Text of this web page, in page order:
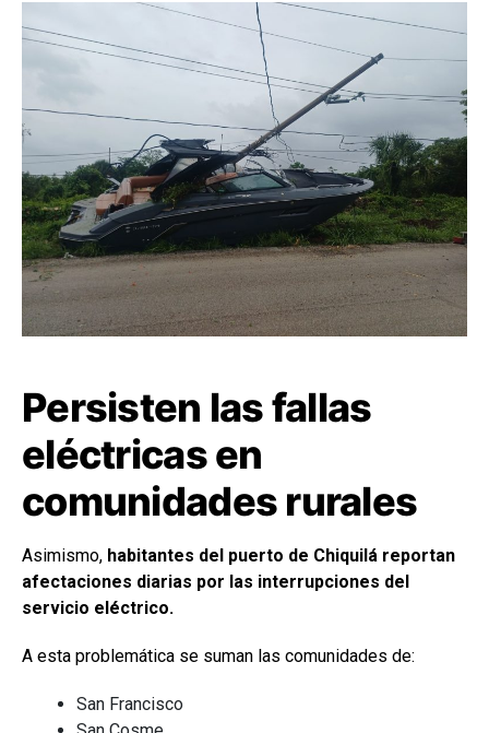
Persisten las fallas
eléctricas en
comunidades rurales
Asimismo, habitantes del puerto de Chiquilá reportan
afectaciones diarias por las interrupciones del
servicio eléctrico.
A esta problemática se suman las comunidades de:
San Francisco